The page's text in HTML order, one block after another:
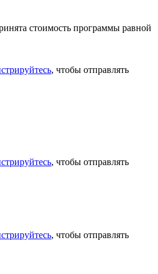
стоимость программы равной
, чтобы отправлять
, чтобы отправлять
, чтобы отправлять